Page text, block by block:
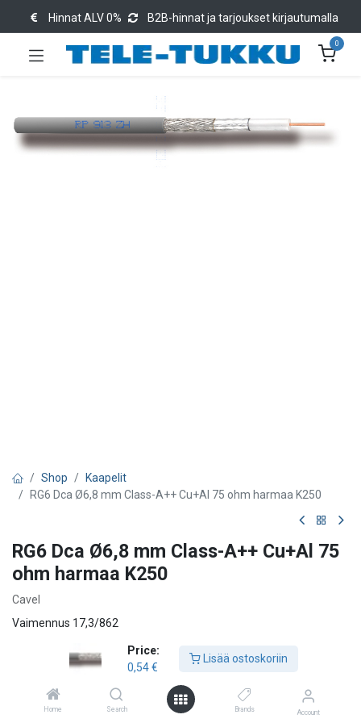
Price:
0,54€
Lisää ostoskoriin
Home Search Brands Account
Hinnat ALV 0% B2B-hinnat ja tarjoukset kirjautumalla
0
Shop
Kaapelit
RG6 Dca Ø6,8 mm Class-A++ Cu+Al 75 ohm harmaa K250
RG6 Dca Ø6,8 mm Class-A++ Cu+Al 75
ohm harmaa K250
Cavel
Vaimennus 17,3/862
0,99€
Lisää ostoskoriin